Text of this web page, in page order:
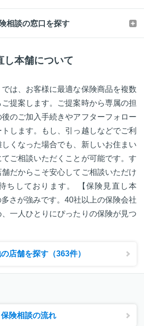
相談の窓口を探す
し本舗について
では、お客様に最適な保険商品を複数
提案します。ご提案時から専属の担
のご加入手続きやアフターフォロー
します。もし、引っ越しなどでご利
くなった場合でも、新しいお住まい
ご相談いただくことが可能です。す
だからこそ安心してご相談いただけ
ちしております。 【保険見直し本
さが強みです。40社以上の保険会社
一人ひとりにぴったりの保険が見つ
店舗を探す（363件）
険相談の流れ